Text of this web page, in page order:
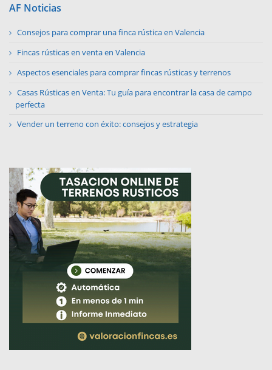
AF Noticias
Consejos para comprar una finca rústica en Valencia
Fincas rústicas en venta en Valencia
Aspectos esenciales para comprar fincas rústicas y terrenos
Casas Rústicas en Venta: Tu guía para encontrar la casa de campo
perfecta
Vender un terreno con éxito: consejos y estrategia